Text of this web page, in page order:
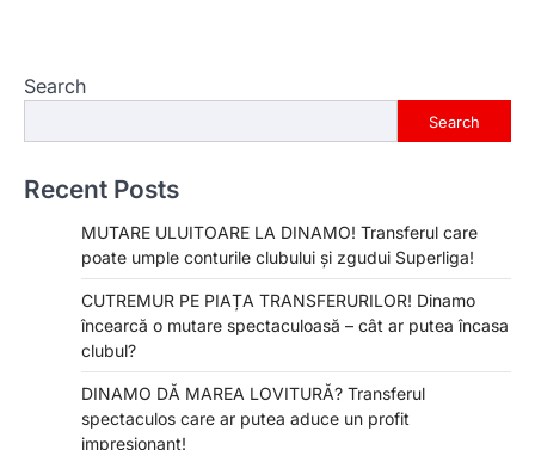
Search
Search
Recent Posts
MUTARE ULUITOARE LA DINAMO! Transferul care
poate umple conturile clubului și zgudui Superliga!
CUTREMUR PE PIAȚA TRANSFERURILOR! Dinamo
încearcă o mutare spectaculoasă – cât ar putea încasa
clubul?
DINAMO DĂ MAREA LOVITURĂ? Transferul
spectaculos care ar putea aduce un profit
impresionant!